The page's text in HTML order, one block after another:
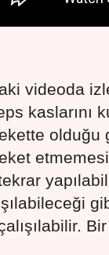
videoda
kaslarını
olduğu